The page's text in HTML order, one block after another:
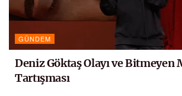
GÜNDEM
Deniz Göktaş Olayı ve Bitmeyen
Tartışması